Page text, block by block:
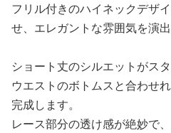
フリル付きのハイネックデザ
せ、エレガントな雰囲気を演出
ショート丈のシルエットがス
ウエストのボトムスと合わせ
完成します。
レース部分の透け感が絶妙で